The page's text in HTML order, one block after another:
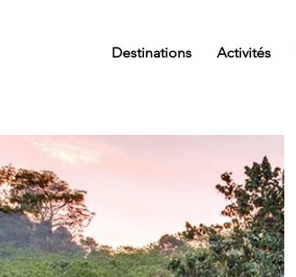
Destinations Activités